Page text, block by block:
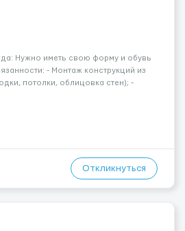
Нужно иметь свою форму и обувь
- Монтаж конструкций из
потолки, облицовка стен); -
грунтовка, покраска); -
Откликнуться